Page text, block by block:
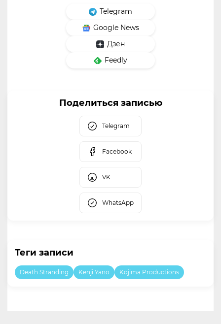
Telegram
Google News
Дзен
Feedly
Поделиться записью
Telegram
Facebook
VK
WhatsApp
Теги записи
Death Stranding Kenji Yano Kojima Productions